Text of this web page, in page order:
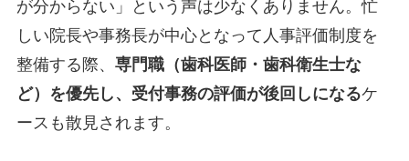
が分からない」という声は少なくありません。忙
しい院長や事務長が中心となって人事評価制度を
整備する際、 専門職（歯科医師・歯科衛生士な
ど）を優先し、受付事務の評価が後回しになるケ
ースも散見されます。